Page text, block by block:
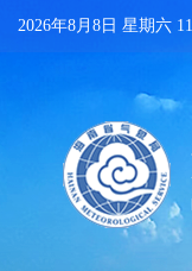
2026年8月8日 星期六